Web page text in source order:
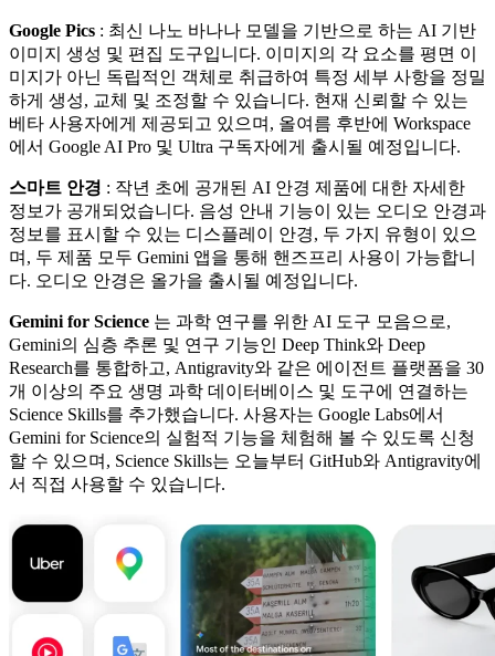
Google Pics : 최신 나노 바나나 모델을 기반으로 하는 AI 기반
이미지 생성 및 편집 도구입니다. 이미지의 각 요소를 평면 이
미지가 아닌 독립적인 객체로 취급하여 특정 세부 사항을 정밀
하게 생성, 교체 및 조정할 수 있습니다. 현재 신뢰할 수 있는
베타 사용자에게 제공되고 있으며, 올여름 후반에 Workspace
에서 Google AI Pro 및 Ultra 구독자에게 출시될 예정입니다.
스마트 안경 : 작년 초에 공개된 AI 안경 제품에 대한 자세한
정보가 공개되었습니다. 음성 안내 기능이 있는 오디오 안경과
정보를 표시할 수 있는 디스플레이 안경, 두 가지 유형이 있으
며, 두 제품 모두 Gemini 앱을 통해 핸즈프리 사용이 가능합니
다. 오디오 안경은 올가을 출시될 예정입니다.
Gemini for Science 는 과학 연구를 위한 AI 도구 모음으로,
Gemini의 심층 추론 및 연구 기능인 Deep Think와 Deep
Research를 통합하고, Antigravity와 같은 에이전트 플랫폼을 30
개 이상의 주요 생명 과학 데이터베이스 및 도구에 연결하는
Science Skills를 추가했습니다. 사용자는 Google Labs에서
Gemini for Science의 실험적 기능을 체험해 볼 수 있도록 신청
할 수 있으며, Science Skills는 오늘부터 GitHub와 Antigravity에
서 직접 사용할 수 있습니다.